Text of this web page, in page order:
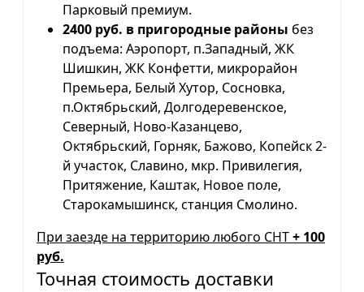
Парковый премиум.
2400 руб. в пригородные районы без
подъема: Аэропорт, п.Западный, ЖК
Шишкин, ЖК Конфетти, микрорайон
Премьера, Белый Хутор, Сосновка,
п.Октябрьский, Долгодеревенское,
Северный, Ново-Казанцево,
Октябрьский, Горняк, Бажово, Копейск 2-
й участок, Славино, мкр. Привилегия,
Притяжение, Каштак, Новое поле,
Старокамышинск, станция Смолино.
При заезде на территорию любого СНТ+ 100
руб.
Точная стоимость доставки